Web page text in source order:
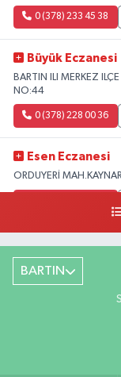
0 (378) 233 45 38
Büyük Eczanesi
BARTIN ILI MERKEZ
NO:44
0 (378) 228 00 36
Esen Eczanesi
ORDUYERİ
Şiremirçavuş Mahallesi,
0 (378) 227 85 45
BARTIN